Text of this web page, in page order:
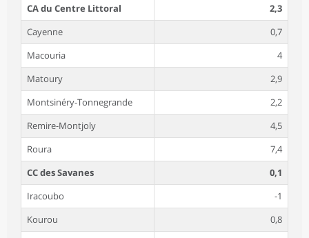
CA du Centre Littoral
2,3
Cayenne
0,7
Macouria
4
Matoury
2,9
Montsinéry-Tonnegrande
2,2
Remire-Montjoly
4,5
Roura
7,4
CC des Savanes
0,1
Iracoubo
-1
Kourou
0,8